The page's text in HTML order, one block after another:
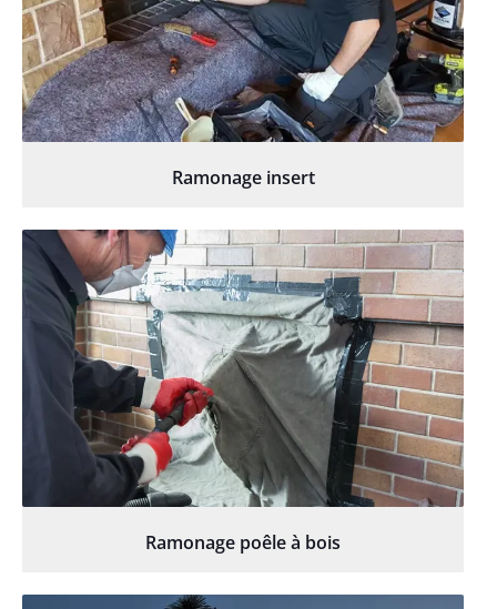
Ramonage insert
Ramonage poêle à bois